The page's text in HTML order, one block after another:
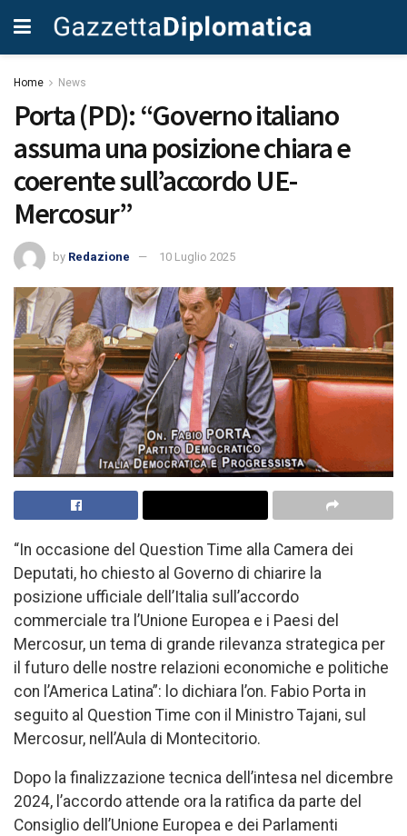
Home News
Porta (PD): “Governo italiano
assuma una posizione chiara e
coerente sull’accordo UE-
Mercosur”
by Redazione 10 Luglio 2025
“In occasione del Question Time alla Camera dei
Deputati, ho chiesto al Governo di chiarire la
posizione ufficiale dell’Italia sull’accordo
commerciale tra l’Unione Europea e i Paesi del
Mercosur, un tema di grande rilevanza strategica per
il futuro delle nostre relazioni economiche e politiche
con l’America Latina”: lo dichiara l’on. Fabio Porta in
seguito al Question Time con il Ministro Tajani, sul
Mercosur, nell’Aula di Montecitorio.
Dopo la finalizzazione tecnica dell’intesa nel dicembre
2024, l’accordo attende ora la ratifica da parte del
Consiglio dell’Unione Europea e dei Parlamenti